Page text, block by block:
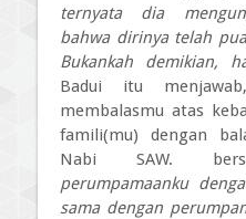
ternyata dia
bahwa dirinya telah
Bukankah demikian,
Badui itu
membalasmu atas
famili(mu) dengan
Nabi SAW.
perumpamaanku
sama dengan